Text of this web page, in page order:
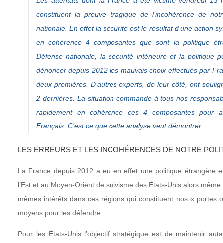
constituent la preuve tragique de l’incohérence de
nationale. En effet la sécurité est le résultat d’une action
en cohérence 4 composantes que sont la politique
Défense nationale, la sécurité intérieure et la politique
dénoncer depuis 2012 les mauvais choix effectués par
deux premières. D’autres experts, de leur côté, ont
2 dernières. La situation commande à tous nos
rapidement en cohérence ces 4 composantes pour
Français. C’est ce que cette analyse veut démontrer.
LES ERREURS ET LES INCOHÉRENCES DE NOTRE
La France depuis 2012 a eu en effet une politique étrangère
l’Est et au Moyen-Orient de suivisme des États-Unis alors même
mêmes intérêts dans ces régions qui constituent nos « portes
moyens pour les défendre.
Pour les États-Unis l’objectif stratégique est de maintenir